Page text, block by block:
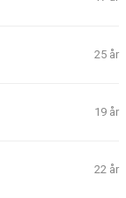
25 år
19 år
22 år